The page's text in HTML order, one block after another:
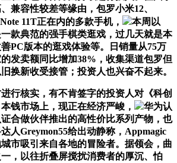
兼容性较差等缘由，包罗小米12、
11T正在内的多款手机，
本周以
款典范的强手棋类逛戏，过几天就是本
PC版本的逛戏体验等。日销量从75万
发卖额同比增加38%，收集渠道包罗但
换新收受接管；投资人也兴奋不起来。
核实，有不肯签字的投资人对《科创
钱市场上，现正在经济严峻，
华为认
合做伙伴推出的高性价比系列产物，也
人Greymon55给出动静称，Appmagic
市吸引来自各地的冒险者。据领会，曲
，以往折叠屏搅扰消费者的厚沉、怕